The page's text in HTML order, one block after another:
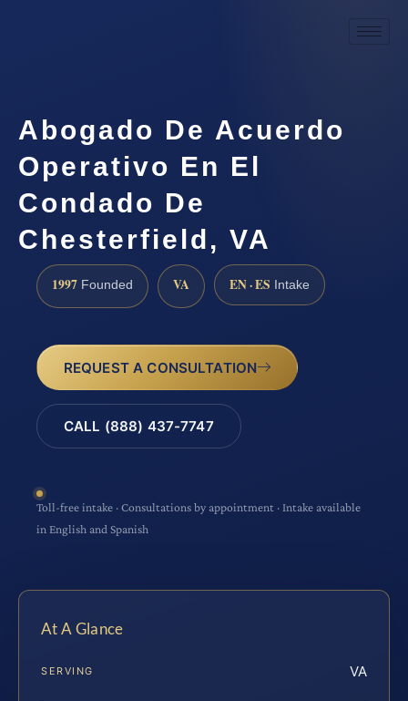
Abogado De Acuerdo
Operativo En El
Condado De
Chesterfield, VA
1997 Founded VA EN · ES Intake
REQUEST A CONSULTATION
CALL (888) 437-7747
Toll-free intake · Consultations by appointment · Intake available
in English and Spanish
At A Glance
SERVING VA